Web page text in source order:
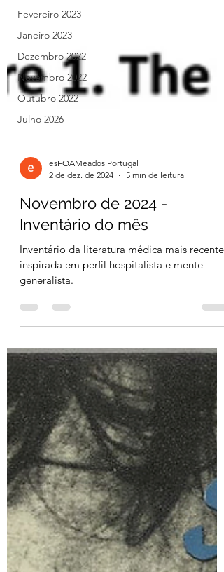
Fevereiro 2023
Janeiro 2023
Dezembro 2022
Novembro 2022
Outubro 2022
Julho 2026
esFOAMeados Portugal
2 de dez. de 2024
5 min de leitura
Inventário do mês
Inventário da literatura médica mais recente
generalista.